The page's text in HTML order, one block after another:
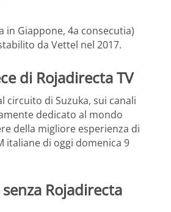
in Giappone, 4a consecutia)
da Vettel nel 2017.
di Rojadirecta TV
circuito di Suzuka, sui canali
dedicato al mondo
della migliore esperienza di
italiane di oggi domenica 9
Rojadirecta